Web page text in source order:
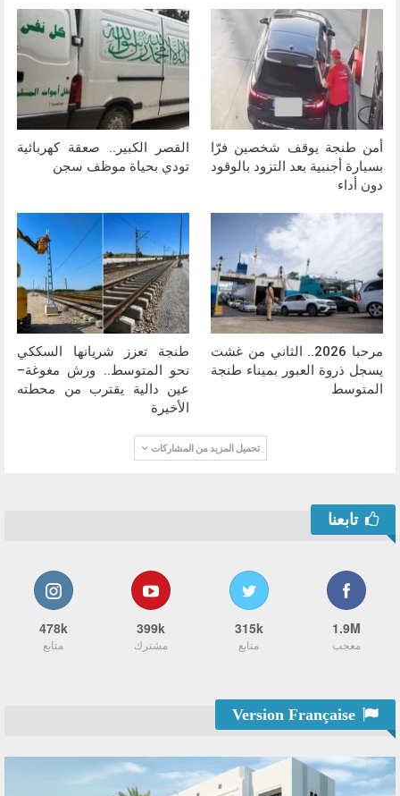
أمن طنجة يوقف شخصين فرّا
بسيارة أجنبية بعد التزود بالوقود
دون أداء
القصر الكبير.. صعقة كهربائية
تودي بحياة موظف سجن
مرحبا 2026.. الثاني من غشت
يسجل ذروة العبور بميناء طنجة
المتوسط
طنجة تعزز شريانها السككي
نحو المتوسط.. ورش مغوغة–
عين دالية يقترب من محطته
الأخيرة
تحميل المزيد من المشاركات
تابعنا
1.9M
معجب
315k
متابع
399k
مشترك
478k
متابع